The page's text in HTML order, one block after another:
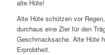
alte Hüte!
Alte Hüte schützen vor
durchaus eine Zier für den
Geschmacksache. Alte Hüte
Erprobtheit.